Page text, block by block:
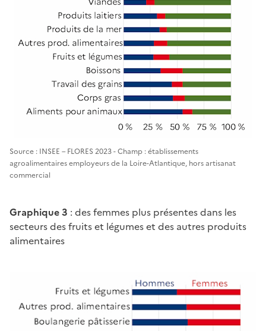
Source : INSEE – FLORES 2023 - Champ : établissements
agroalimentaires employeurs de la Loire-Atlantique, hors artisanat
commercial
Graphique 3 : des femmes plus présentes dans les
secteurs des fruits et légumes et des autres produits
alimentaires